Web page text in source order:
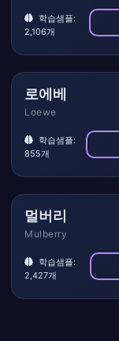
학습샘플:
2,106개
로에베
Loewe
학습샘플:
855개
멀버리
Mulberry
학습샘플:
2,427개